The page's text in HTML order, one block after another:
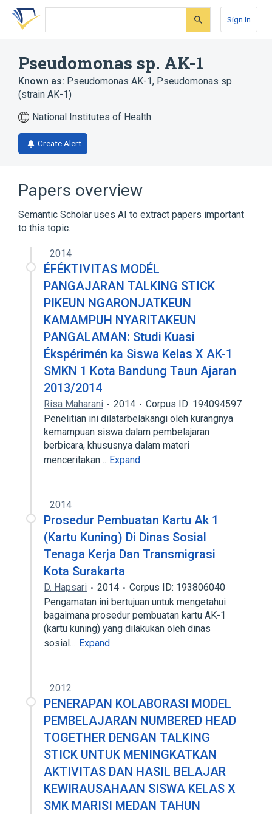
Skip
search
Skip
Skip
account
Sign In
Pseudomonas sp. AK-1
Known as: Pseudomonas AK-1, Pseudomonas sp.
(strain AK-1)
National Institutes of Health
Create Alert
Papers overview
Semantic Scholar uses AI to extract papers important
to this topic.
2014
ÉFÉKTIVITAS MODÉL
PANGAJARAN TALKING STICK
PIKEUN NGARONJATKEUN
KAMAMPUH NYARITAKEUN
PANGALAMAN: Studi Kuasi
Ékspérimén ka Siswa Kelas X AK-1
SMKN 1 Kota Bandung Taun Ajaran
2013/2014
Risa Maharani 2014
Corpus ID: 194094597
Penelitian ini dilatarbelakangi oleh kurangnya
kemampuan siswa dalam pembelajaran
berbicara, khususnya dalam materi
menceritakan… Expand
2014
Prosedur Pembuatan Kartu Ak 1
(Kartu Kuning) Di Dinas Sosial
Tenaga Kerja Dan Transmigrasi
Kota Surakarta
D. Hapsari 2014
Corpus ID: 193806040
Pengamatan ini bertujuan untuk mengetahui
bagaimana prosedur pembuatan kartu AK-1
(kartu kuning) yang dilakukan oleh dinas
sosial… Expand
2012
PENERAPAN KOLABORASI MODEL
PEMBELAJARAN NUMBERED HEAD
TOGETHER DENGAN TALKING
STICK UNTUK MENINGKATKAN
AKTIVITAS DAN HASIL BELAJAR
KEWIRAUSAHAAN SISWA KELAS X
SMK MARISI MEDAN TAHUN